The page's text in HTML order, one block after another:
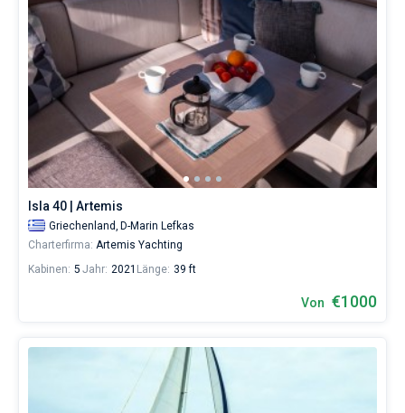
Isla 40 | Artemis
Griechenland, D-Marin Lefkas
Charterfirma: Artemis Yachting
Kabinen: 5 Jahr: 2021 Länge: 39 ft
Von €1000